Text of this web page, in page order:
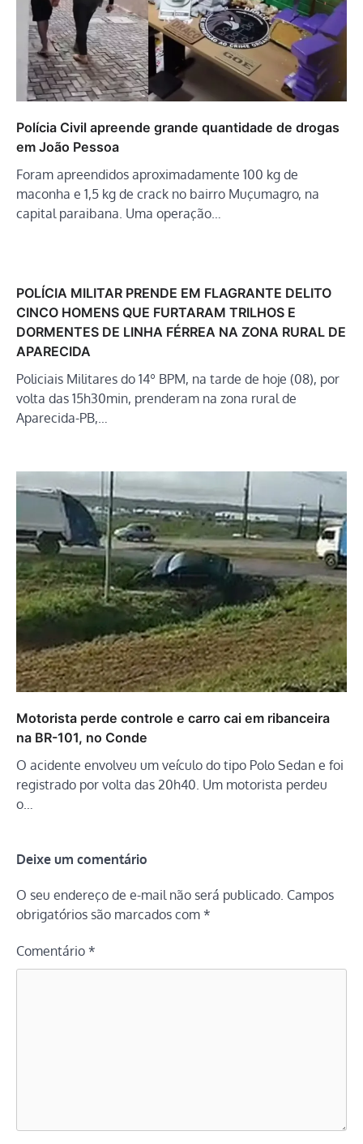
Polícia Civil apreende grande quantidade de drogas
em João Pessoa
Foram apreendidos aproximadamente 100 kg de
maconha e 1,5 kg de crack no bairro Muçumagro, na
capital paraibana. Uma operação…
POLÍCIA MILITAR PRENDE EM FLAGRANTE DELITO
CINCO HOMENS QUE FURTARAM TRILHOS E
DORMENTES DE LINHA FÉRREA NA ZONA RURAL DE
APARECIDA
Policiais Militares do 14º BPM, na tarde de hoje (08), por
volta das 15h30min, prenderam na zona rural de
Aparecida-PB,…
Motorista perde controle e carro cai em ribanceira
na BR-101, no Conde
O acidente envolveu um veículo do tipo Polo Sedan e foi
registrado por volta das 20h40. Um motorista perdeu
o…
Deixe um comentário
O seu endereço de e-mail não será publicado. Campos
obrigatórios são marcados com *
Comentário *